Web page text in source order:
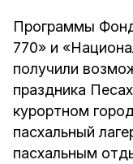
Программы
770» и
получили
праздника
курортном
пасхальный
пасхальным